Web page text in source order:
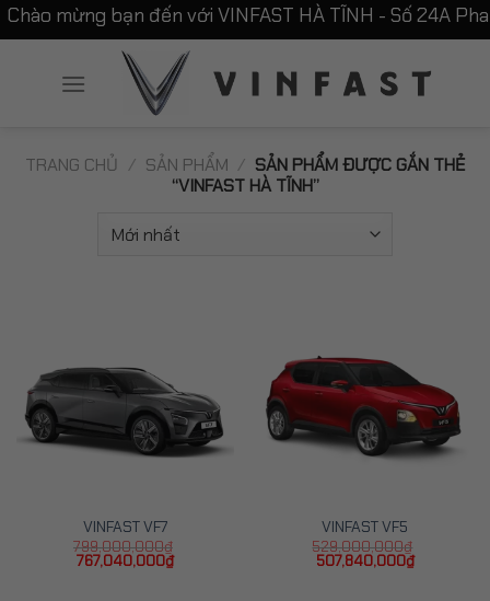
Chuyển
đến
mừng bạn đến với VINFAST HÀ TĨNH - Số 24A
TRANG CHỦ / SẢN PHẨM / SẢN PHẨM ĐƯỢC GẮN THẺ
“VINFAST HÀ TĨNH”
VINFAST VF7
799,000,000₫
Giá
gốc
767,040,000₫Giá
VINFAST VF5
529,000,000₫
Giá
507,840,000₫Giá
hiện